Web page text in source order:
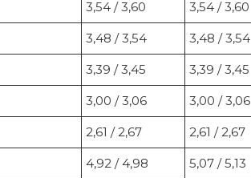
3,54 / 3,60 3,54 / 3,60
3,48 / 3,54 3,48 / 3,54
3,39 / 3,45 3,39 / 3,45
3,00 / 3,06 3,00 / 3,06
2,61 / 2,67 2,61 / 2,67
4,92 / 4,98 5,07 / 5,13